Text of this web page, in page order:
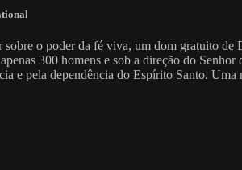
o poder da fé viva, um dom gratuito de
300 homens e sob a direção do
e pela dependência do Espírito Santo.